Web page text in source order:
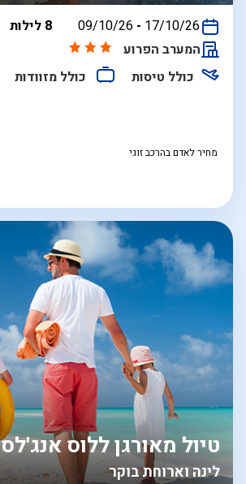
בין
09/10/26 - 17/10/26
8 לילות
המערב הפרוע
כולל טיסות
כולל מזוודות
מחיר לאדם בהרכב זוגי
לינה וארוחת בוקר
טיול מאורגן ללוס אנג'לס